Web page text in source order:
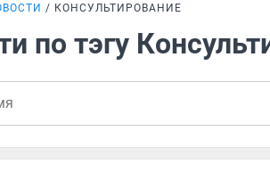
КОНСУЛЬТИРОВАНИЕ
по тэгу